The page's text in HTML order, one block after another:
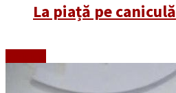
La piață pe caniculă